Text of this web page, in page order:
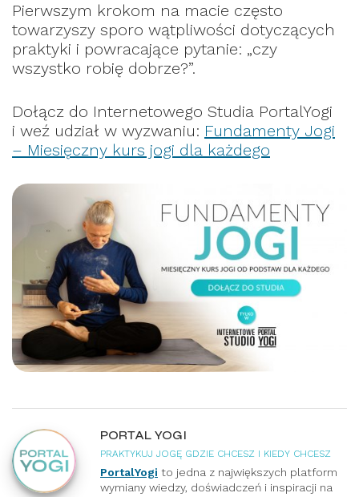
Pierwszym krokom na macie często
towarzyszy sporo wątpliwości dotyczących
praktyki i powracające pytanie: „czy
wszystko robię dobrze?”.
Dołącz do Internetowego Studia PortalYogi
i weź udział w wyzwaniu: Fundamenty Jogi
– Miesięczny kurs jogi dla każdego
PORTAL YOGI
PRAKTYKUJ JOGĘ GDZIE CHCESZ I KIEDY CHCESZ
PortalYogi to jedna z największych platform
wymiany wiedzy, doświadczeń i inspiracji na